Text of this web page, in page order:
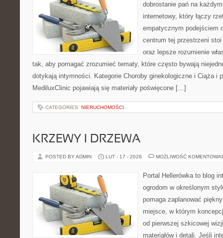
dobrostanie pań na
internetowy, który łączy
empatycznym podejściem
centrum tej przestrzeni
oraz lepsze rozumienie
tak, aby pomagać zrozumieć tematy, które często bywają
dotykają intymności. Kategorie Choroby ginekologiczne i Ciąża i
MediluxClinic pojawiają się materiały poświęcone […]
CATEGORIES: NIERUCHOMOŚCI
KRZEWY I DRZEWA
POSTED BY ADMIN LUT - 17 - 2026 MOŻLIWOŚĆ
Portal Hellerówka to blog
ogrodom w określonym
pomaga zaplanować
miejsce, w którym
od pierwszej szkicowej
materiałów i detali. Jeśli